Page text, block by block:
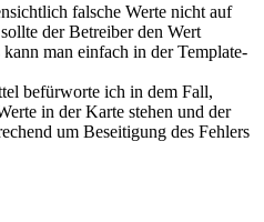
falsche Werte nicht auf
der Betreiber den Wert
man einfach in der Template-
befürworte ich in dem Fall,
in der Karte stehen und der
um Beseitigung des Fehlers